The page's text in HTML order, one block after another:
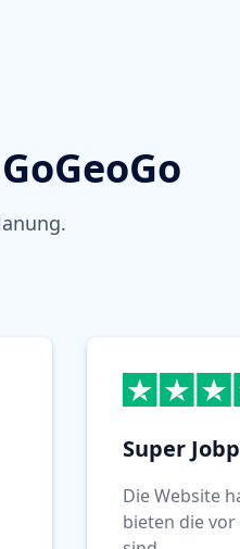
Super
Die Website
bieten die